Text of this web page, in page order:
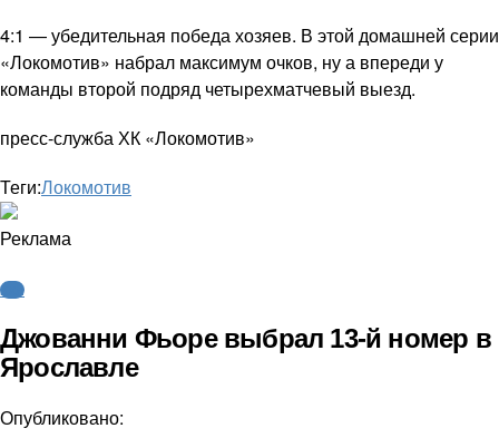
4:1 — убедительная победа хозяев. В этой домашней серии
«Локомотив» набрал максимум очков, ну а впереди у
команды второй подряд четырехматчевый выезд.
пресс-служба ХК «Локомотив»
Теги:Локомотив
Реклама
КХЛ
Джованни Фьоре выбрал 13-й номер в
Ярославле
Опубликовано: